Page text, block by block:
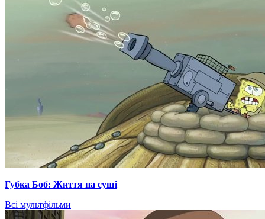
Губка Боб: Життя на суші
Всі мультфільми